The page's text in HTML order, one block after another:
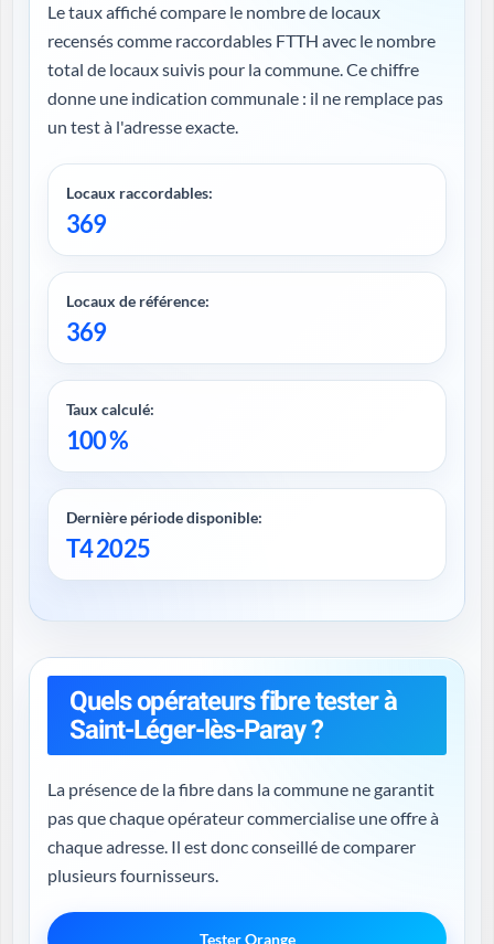
Le taux affiché compare le nombre de locaux
recensés comme raccordables FTTH avec le nombre
total de locaux suivis pour la commune. Ce chiffre
donne une indication communale : il ne remplace pas
un test à l'adresse exacte.
Locaux raccordables:
369
Locaux de référence:
369
Taux calculé:
100 %
Dernière période disponible:
T4 2025
Quels opérateurs fibre tester à
Saint-Léger-lès-Paray ?
La présence de la fibre dans la commune ne garantit
pas que chaque opérateur commercialise une offre à
chaque adresse. Il est donc conseillé de comparer
plusieurs fournisseurs.
Tester Orange